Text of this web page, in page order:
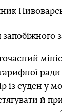
із суден у
й